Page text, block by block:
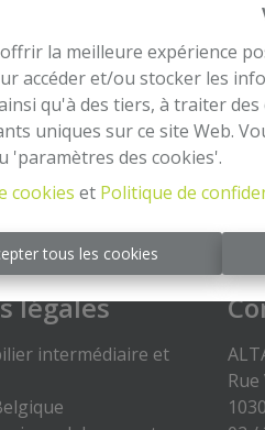
la meilleure expérience
accéder et/ou stocker les
qu'à des tiers, à traiter
uniques sur ce site Web.
'paramètres des cookies'.
cookies et Politique de
tous les cookies
légales
intermédiaire et